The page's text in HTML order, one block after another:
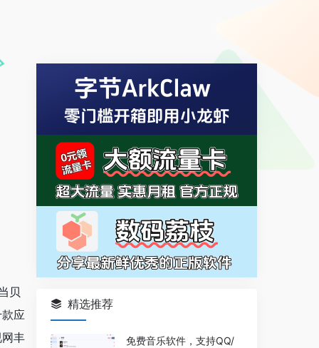
贝
应
丰
精选推荐
免费音乐软件，支持QQ/